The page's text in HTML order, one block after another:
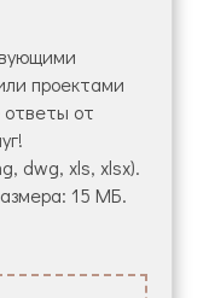
проектами
от
dwg, xls, xlsx).
15 МБ.